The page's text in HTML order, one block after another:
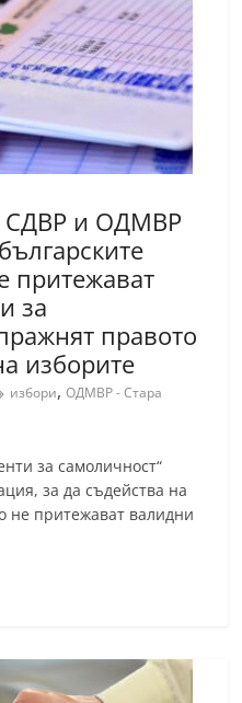
СДВР и ОДМВР
притежават
за
правото
изборите
избори,ОДМВР - Стара
за самоличност“
за да съдейства на
не притежават валидни